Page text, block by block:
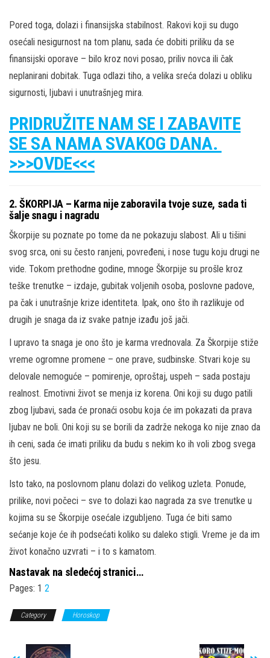
Pored toga, dolazi i finansijska stabilnost. Rakovi koji su dugo
osećali nesigurnost na tom planu, sada će dobiti priliku da se
finansijski oporave – bilo kroz novi posao, priliv novca ili čak
neplanirani dobitak. Tuga odlazi tiho, a velika sreća dolazi u obliku
sigurnosti, ljubavi i unutrašnjeg mira.
PRIDRUŽITE NAM SE I ZABAVITE
SE SA NAMA SVAKOG DANA.
>>>OVDE<<<
2. ŠKORPIJA – Karma nije zaboravila tvoje suze, sada ti
šalje snagu i nagradu
Škorpije su poznate po tome da ne pokazuju slabost. Ali u tišini
svog srca, oni su često ranjeni, povređeni, i nose tugu koju drugi ne
vide. Tokom prethodne godine, mnoge Škorpije su prošle kroz
teške trenutke – izdaje, gubitak voljenih osoba, poslovne padove,
pa čak i unutrašnje krize identiteta. Ipak, ono što ih razlikuje od
drugih je snaga da iz svake patnje izađu još jači.
I upravo ta snaga je ono što je karma vrednovala. Za Škorpije stiže
vreme ogromne promene – one prave, sudbinske. Stvari koje su
delovale nemoguće – pomirenje, oproštaj, uspeh – sada postaju
realnost. Emotivni život se menja iz korena. Oni koji su dugo patili
zbog ljubavi, sada će pronaći osobu koja će im pokazati da prava
ljubav ne boli. Oni koji su se borili da zadrže nekoga ko nije znao da
ih ceni, sada će imati priliku da budu s nekim ko ih voli zbog svega
što jesu.
Isto tako, na poslovnom planu dolazi do velikog uzleta. Ponude,
prilike, novi počeci – sve to dolazi kao nagrada za sve trenutke u
kojima su se Škorpije osećale izgubljeno. Tuga će biti samo
sećanje koje će ih podsećati koliko su daleko stigli. Vreme je da im
život konačno uzvrati – i to s kamatom.
Nastavak na sledećoj stranici…
Pages: 1 2
Category Horoskop